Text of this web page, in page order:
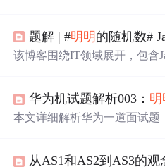
题解 | #明明 的随机数#
该博客围绕IT领域展开，包含
选择建议。此外，也有GCC编
享。
华为机试题解析003： 明
本文详细解析华为一道面试题
要性。
从AS1和AS2到AS3的观